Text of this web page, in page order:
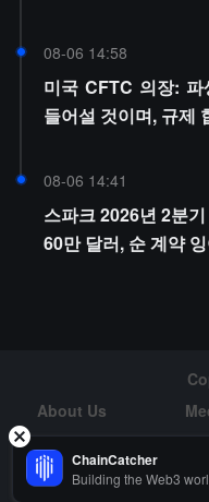
08-06 14:58
미국 CFTC 의장:
들어설 것이며, 규제
08-06 14:41
스파크 2026년 2분
60만 달러, 순 계약
About Us
Risk Warning
ChainCatcher
Building the Web3